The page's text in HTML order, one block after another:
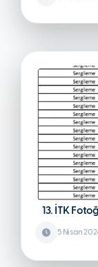
13. İTK
5 Nisan